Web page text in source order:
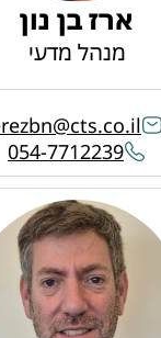
ארז בן נון
מנהל מדעי
054-7712239